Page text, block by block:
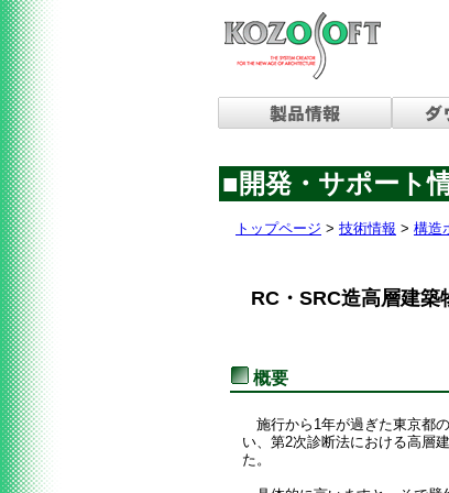
■開発・サポート
トップページ > 技術情報 > 構造
RC・SRC造高層建
概要
施行から1年が過ぎた東京都
い、第2次診断法における高層
た。